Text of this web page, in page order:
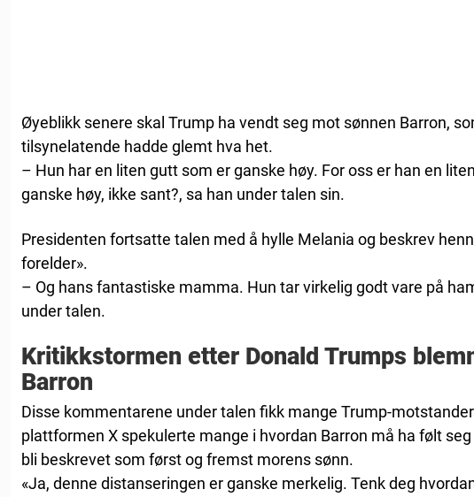
Øyeblikk senere skal Trump ha vendt seg mot sønnen Barron,
tilsynelatende hadde glemt hva het.
– Hun har en liten gutt som er ganske høy. For oss er han en
ganske høy, ikke sant?, sa han under talen sin.
Presidenten fortsatte talen med å hylle Melania og beskrev
forelder».
– Og hans fantastiske mamma. Hun tar virkelig godt vare på
under talen.
Kritikkstormen etter Donald Trumps
Barron
Disse kommentarene under talen fikk mange Trump-
plattformen X spekulerte mange i hvordan Barron må ha følt
bli beskrevet som først og fremst morens sønn.
«Ja, denne distanseringen er ganske merkelig. Tenk deg